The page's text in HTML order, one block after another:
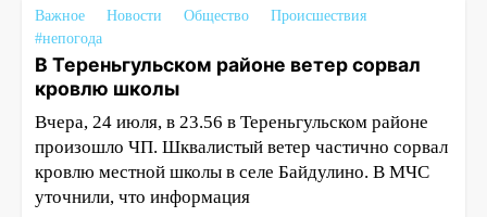
Важное Новости Общество
Происшествия
#непогода
В Тереньгульском районе ветер сорвал
кровлю школы
Вчера, 24 июля, в 23.56 в Тереньгульском районе
произошло ЧП. Шквалистый ветер частично сорвал
кровлю местной школы в селе Байдулино. В МЧС
уточнили, что информация